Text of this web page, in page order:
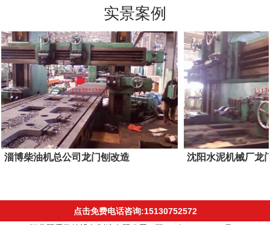
实景案例
淄博柴油机总公司龙门刨改造 沈阳水泥机械厂龙
点击免费电话咨询:15130752572